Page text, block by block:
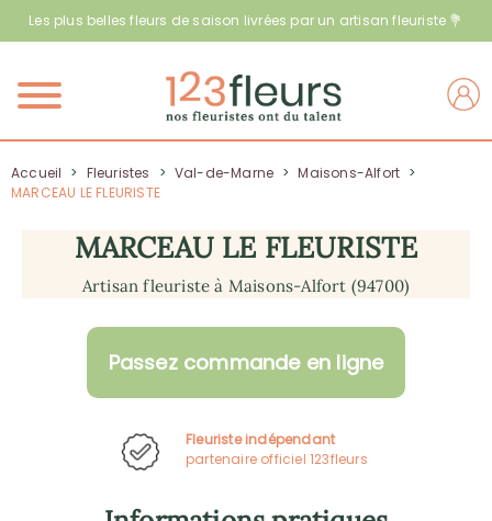
Les plus belles fleurs de saison livrées par un artisan fleuriste 💐
Menu
Accueil > Fleuristes > Val-de-Marne > Maisons-Alfort >
MARCEAU LE FLEURISTE
MARCEAU LE FLEURISTE
Artisan fleuriste à Maisons-Alfort (94700)
Passez commande en ligne
Fleuriste indépendant
partenaire officiel 123fleurs